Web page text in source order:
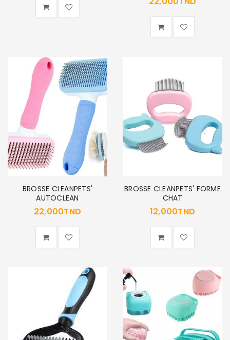
BROSSE CLEANPETS'
AUTOCLEAN
22,000TND
BROSSE CLEANPETS' FORME
CHAT
12,000TND